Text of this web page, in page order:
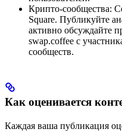
Крипто-сообщества:
Square. Публикуйте
активно обсуждайте
swap.coffee с
сообществ.
Как оценивается
Каждая ваша публикация